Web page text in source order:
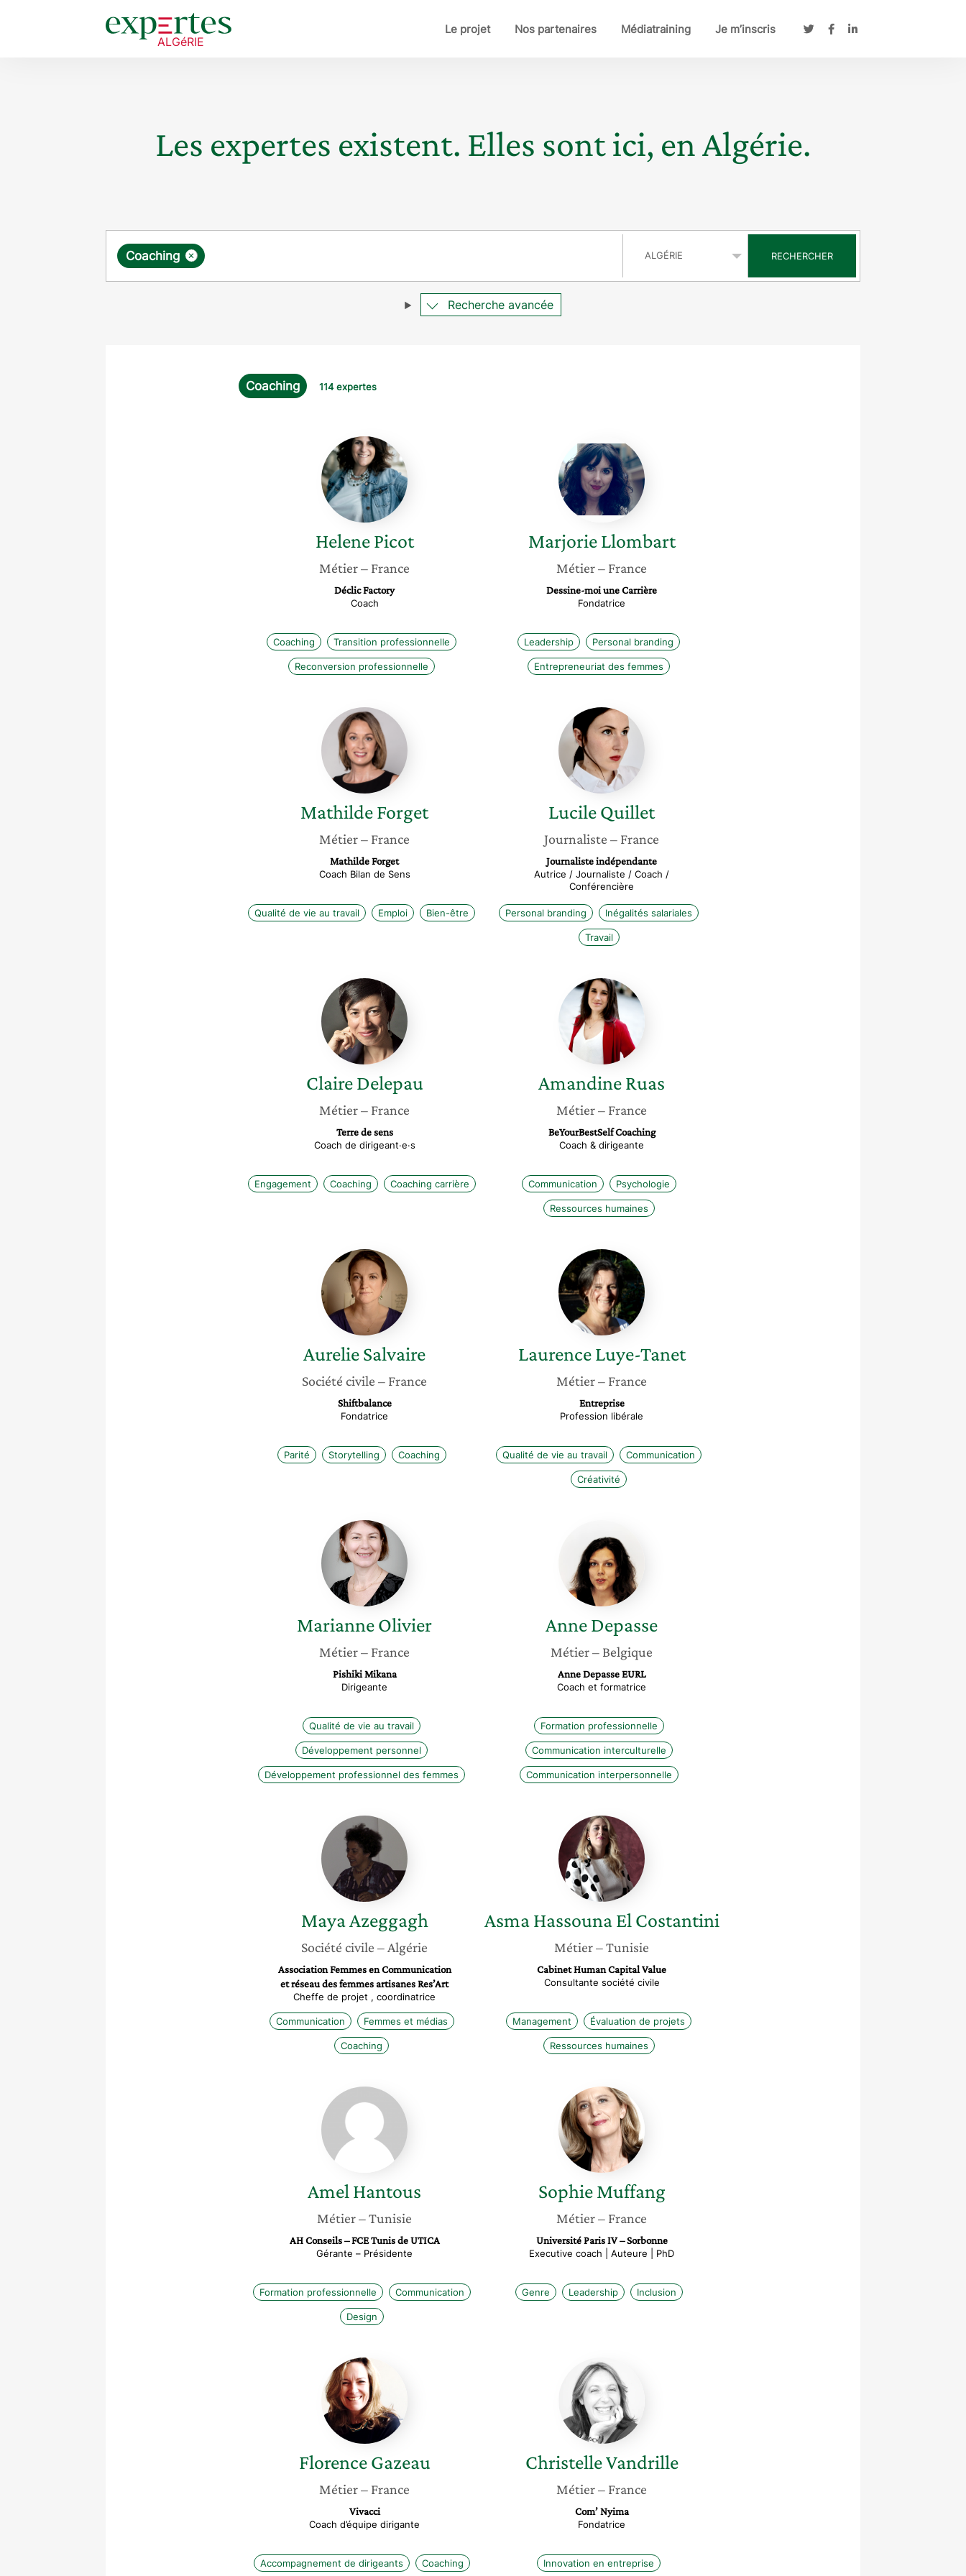
Le projet Nos partenaires Médiatraining Je m’inscris
Les expertes existent. Elles sont ici, en Algérie.
Requête×
Coaching RECHERCHER
Recherche avancée
Coaching 114 expertes
Helene
Picot
Helene Picot
Métier– France
Déclic Factory
Coach
Coaching Transition professionnelle
Reconversion professionnelle
Marjorie
Llombart
Marjorie Llombart
Métier– France
Dessine-moi une Carrière
Fondatrice
Leadership Personal branding
Entrepreneuriat des femmes
Mathilde
Forget
MathildeForget
Métier– France
Mathilde Forget
Coach Bilan de Sens
Qualité de vie au travail Emploi Bien-être
Lucile
Quillet
LucileQuillet
Journaliste – France
Journaliste indépendante
Autrice / Journaliste / Coach /
Conférencière
Personal branding Inégalités salariales
Travail
Claire
Delepau
Claire Delepau
Métier– France
Terre de sens
Coach de dirigeant·e·s
Engagement Coaching Coaching carrière
Amandine
Ruas
AmandineRuas
Métier– France
BeYourBestSelf Coaching
Coach & dirigeante
Communication Psychologie
Ressources humaines
Aurelie
Salvaire
AurelieSalvaire
Société civile – France
Shiftbalance
Fondatrice
Parité Storytelling Coaching
Laurence
Luye-
Tanet
Laurence Luye-Tanet
Métier– France
Entreprise
Profession libérale
Qualité de vie au travail Communication
Créativité
Marianne
Olivier
MarianneOlivier
Métier– France
Pishiki Mikana
Dirigeante
Qualité de vie au travail
Développement personnel
Développement professionnel des femmes
Depasse
AnneDepasse
Métier– Belgique
Anne Depasse EURL
Coach et formatrice
Formation professionnelle
Communication interculturelle
Communication interpersonnelle
Maya
Azeggagh
MayaAzeggagh
Société civile – Algérie
Association Femmes en Communication
et réseau des femmes artisanes Res’Art
Cheffe de projet , coordinatrice
Communication Femmes et médias
Coaching
Asma
Hassouna
El
Costantini
Asma Hassouna El Costantini
Métier– Tunisie
Cabinet Human Capital Value
Consultante société civile
Management Évaluation de projets
Ressources humaines
Amel
Hantous
Amel Hantous
Métier– Tunisie
AH Conseils – FCE Tunis de UTICA
Gérante – Présidente
Formation professionnelle Communication
Design
Sophie
Muffang
Sophie Muffang
Métier– France
Université Paris IV – Sorbonne
Executive coach | Auteure | PhD
Genre Leadership Inclusion
Florence
Gazeau
Florence Gazeau
Métier– France
Vivacci
Coach d’équipe dirigante
Accompagnement de dirigeants Coaching
Christelle
Vandrille
ChristelleVandrille
Métier– France
Com’ Nyima
Fondatrice
Innovation en entreprise